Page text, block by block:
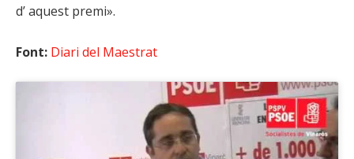
d’ aquest premi».
Font: Diari del Maestrat